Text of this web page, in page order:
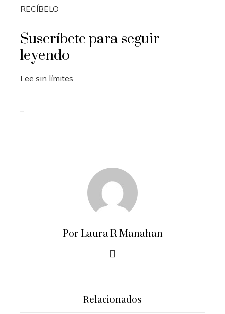
RECÍBELO
Suscríbete para seguir
leyendo
Lee sin límites
Por Laura R Manahan
Relacionados